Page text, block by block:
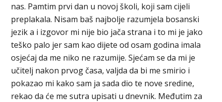
nas. Pamtim prvi dan u novoj školi, koji sam cijeli
preplakala. Nisam baš najbolje razumjela bosanski
jezik a i izgovor mi nije bio jača strana i to mi je jako
teško palo jer sam kao dijete od osam godina imala
osjećaj da me niko ne razumije. Sjećam se da mi je
učitelj nakon prvog časa, valjda da bi me smirio i
pokazao mi kako sam ja sada dio te nove sredine,
rekao da će me sutra upisati u dnevnik. Međutim za